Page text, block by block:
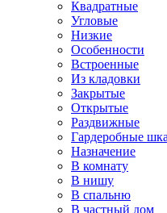
Квадратные
Угловые
Низкие
Особенности
Встроенные
Из кладовки
Закрытые
Открытые
Раздвижные
Гардеробные
Назначение
В комнату
В нишу
В спальню
В частный дом